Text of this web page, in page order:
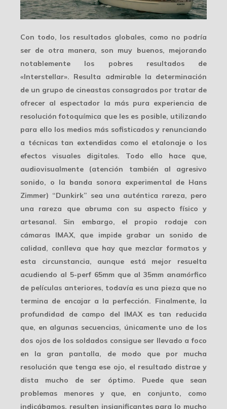
Con todo, los resultados globales, como no podría
ser de otra manera, son muy buenos, mejorando
notablemente los pobres resultados de
«Interstellar». Resulta admirable la determinación
de un grupo de cineastas consagrados por tratar de
ofrecer al espectador la más pura experiencia de
resolución fotoquímica que les es posible, utilizando
para ello los medios más sofisticados y renunciando
a técnicas tan extendidas como el etalonaje o los
efectos visuales digitales. Todo ello hace que,
audiovisualmente (atención también al agresivo
sonido, o la banda sonora experimental de Hans
Zimmer) “Dunkirk” sea una auténtica rareza, pero
una rareza que abruma con su aspecto físico y
artesanal. Sin embargo, el propio rodaje con
cámaras IMAX, que impide grabar un sonido de
calidad, conlleva que hay que mezclar formatos y
esta circunstancia, aunque está mejor resuelta
acudiendo al 5-perf 65mm que al 35mm anamórfico
de películas anteriores, todavía es una pieza que no
termina de encajar a la perfección. Finalmente, la
profundidad de campo del IMAX es tan reducida
que, en algunas secuencias, únicamente uno de los
dos ojos de los soldados consigue ser llevado a foco
en la gran pantalla, de modo que por mucha
resolución que tenga ese ojo, el resultado distrae y
dista mucho de ser óptimo. Puede que sean
problemas menores y que, en conjunto, como
indicábamos, resulten insignificantes para lo mucho